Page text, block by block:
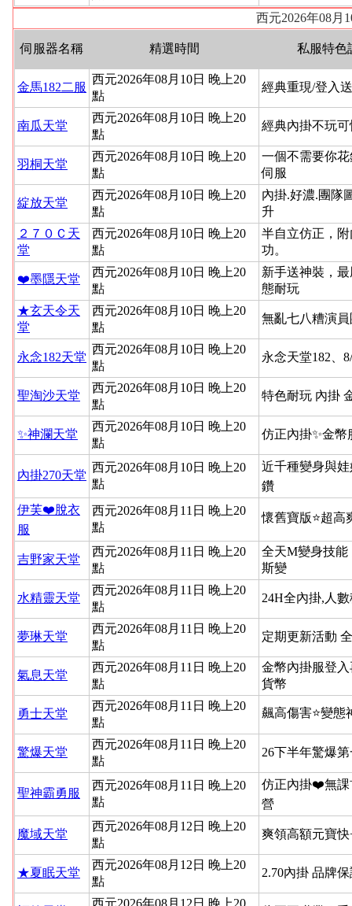
西元2026年08月
伺服器名稱 精選時間 私服特色
金馬182二服
西元2026年08月10日 晚上20
點
經典重現/登入
南瓜天堂
西元2026年08月10日 晚上20
點
經典內掛不玩
羽桐天堂
西元2026年08月10日 晚上20
點
一個不需要你
伺服
綻放天堂
西元2026年08月10日 晚上20
點
內掛.好濃.團隊
升
２７０Ｃ天
堂
西元2026年08月10日 晚上20
點
半自立仿正，
功。
❤️墨隱天堂
西元2026年08月10日 晚上20
點
新手送神裝，
態耐玩
★玄天令天
堂
西元2026年08月10日 晚上20
點
無亂七八糟演
永念182天堂
西元2026年08月10日 晚上20
點
永念天堂182、
聖淘沙天堂
西元2026年08月10日 晚上20
點
特色耐玩 內掛
✨神瀾天堂
西元2026年08月10日 晚上20
點
仿正內掛✨金幣
內掛270天堂
西元2026年08月10日 晚上20
點
近千種變身與
鑽
伊芙❤️脫衣
服
西元2026年08月11日 晚上20
點
懷舊寶版⭐超高
吉野家天堂
西元2026年08月11日 晚上20
點
全天M變身技能
斯變
水精靈天堂
西元2026年08月11日 晚上20
點
24H全內掛,人
夢琳天堂
西元2026年08月11日 晚上20
點
定期更新活動
氣息天堂
西元2026年08月11日 晚上20
點
金幣內掛服登
貨幣
勇士天堂
西元2026年08月11日 晚上20
點
飆高傷害⭐變態
驚爆天堂
西元2026年08月11日 晚上20
點
26下半年驚爆
聖神霸勇服
西元2026年08月11日 晚上20
點
仿正內掛❤️無
營
魔域天堂
西元2026年08月12日 晚上20
點
爽領高額元寶
★夏眠天堂
西元2026年08月12日 晚上20
點
2.70內掛 品牌
西元2026年08月12日 晚上20